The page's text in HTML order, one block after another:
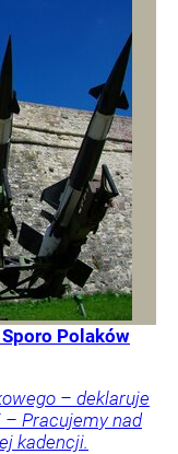
Polaków
– deklaruje
Pracujemy nad
kadencji.